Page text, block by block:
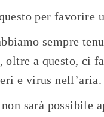
per favorire
sempre
a questo, ci
e virus nell’aria.
sarà possibile